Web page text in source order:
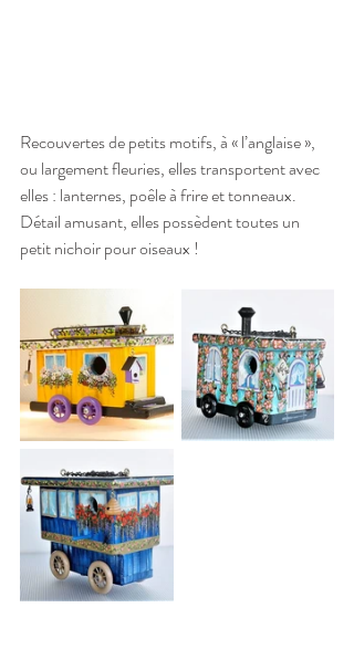
Recouvertes de petits motifs, à « l’anglaise »,
ou largement fleuries, elles transportent avec
elles : lanternes, poêle à frire et tonneaux.
Détail amusant, elles possèdent toutes un
petit nichoir pour oiseaux !